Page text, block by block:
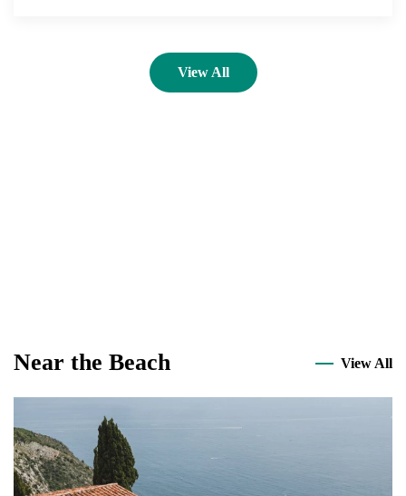
View All
Near the Beach View All